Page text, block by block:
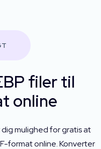
filer til
online
mulighed for gratis at
format online. Konverter